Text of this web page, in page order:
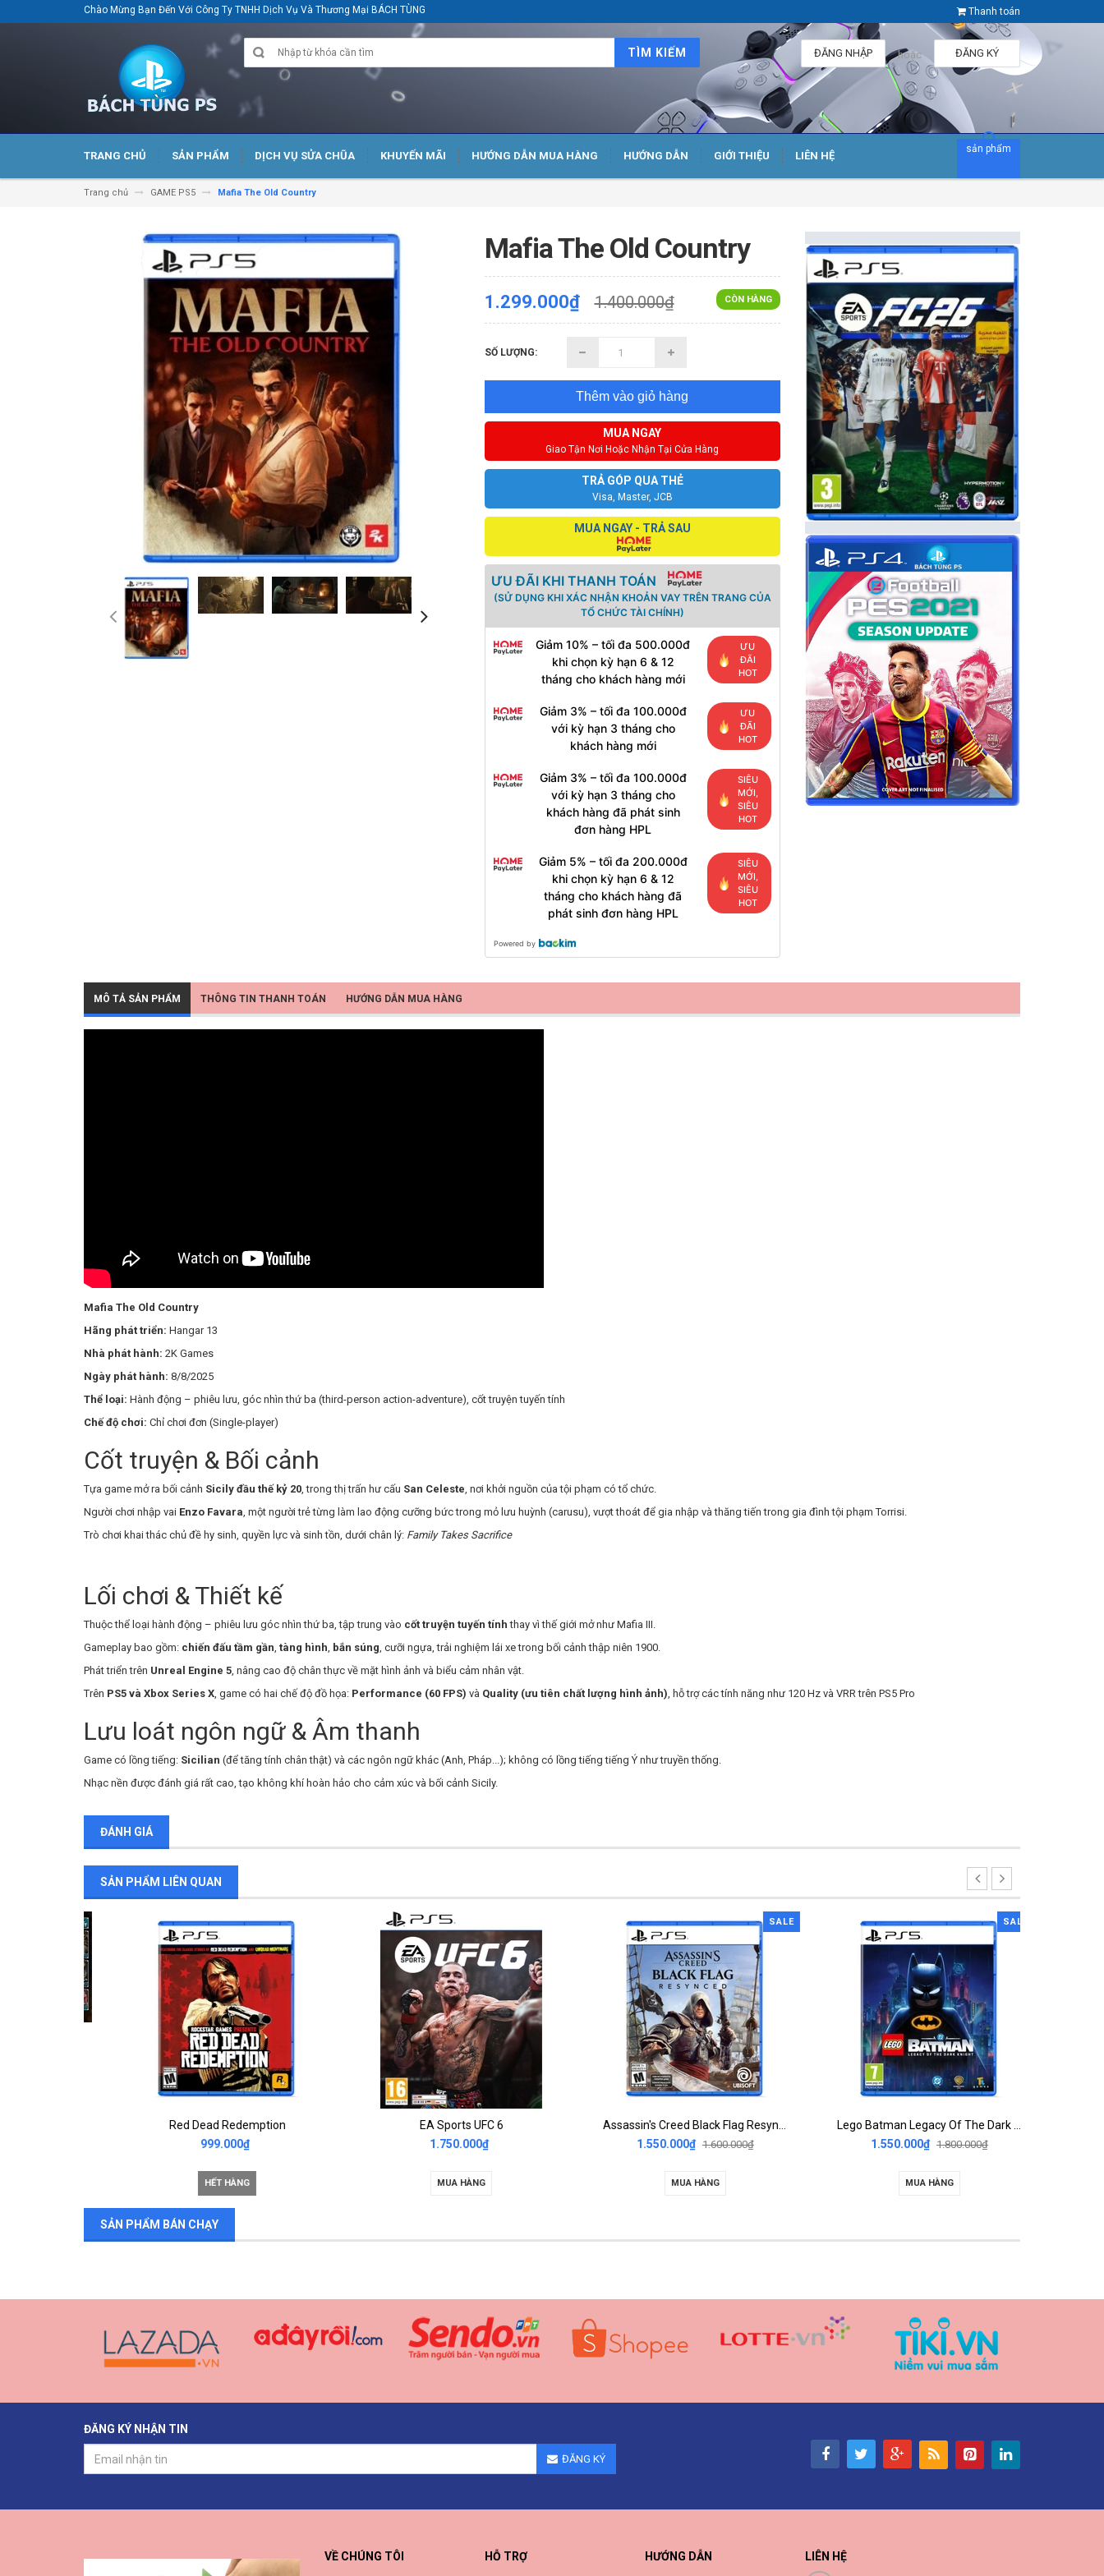
Chào Mừng Bạn Đến Với Công Ty TNHH Dịch Vụ Và Thương Mại BÁCH TÙNG Thanh toán
TÌM KIẾM ĐĂNG KÝ
hoặc
ĐĂNG NHẬP
TRANG CHỦ SẢN PHẨM DỊCH VỤ SỬA CHŨA KHUYẾN MÃI HƯỚNG DẪN MUA HÀNG HƯỚNG DẪN GIỚI THIỆU LIÊN HỆ
sản phẩm
Trang chủ GAME PS5 Mafia The Old Country
Mafia The Old Country
CÒN HÀNG
1.299.000₫ 1.400.000₫
SỐ LƯỢNG:
Thêm vào giỏ hàng
MUA NGAY
Giao Tận Nơi Hoặc Nhận Tại Cửa Hàng
TRẢ GÓP QUA THẺ
Visa, Master, JCB
MUA NGAY - TRẢ SAU
ƯU ĐÃI KHI THANH TOÁN
(SỬ DỤNG KHI XÁC NHẬN KHOẢN VAY TRÊN TRANG CỦA
TỔ CHỨC TÀI CHÍNH)
Giảm 10% – tối đa 500.000đ
khi chọn kỳ hạn 6 & 12
tháng cho khách hàng mới
ƯU
ĐÃI
HOT
Giảm 3% – tối đa 100.000đ
với kỳ hạn 3 tháng cho
khách hàng mới
ƯU
ĐÃI
HOT
Giảm 3% – tối đa 100.000đ
với kỳ hạn 3 tháng cho
khách hàng đã phát sinh
đơn hàng HPL
SIÊU
MỚI,
SIÊU
HOT
Giảm 5% – tối đa 200.000đ
khi chọn kỳ hạn 6 & 12
tháng cho khách hàng đã
phát sinh đơn hàng HPL
SIÊU
MỚI,
SIÊU
HOT
Powered by
MÔ TẢ SẢN PHẨM THÔNG TIN THANH TOÁN HƯỚNG DẪN MUA HÀNG
Mafia The Old Country
Hãng phát triển: Hangar 13
Nhà phát hành: 2K Games
Ngày phát hành: 8/8/2025
Thể loại: Hành động – phiêu lưu, góc nhìn thứ ba (third-person action-adventure), cốt truyện tuyến tính
Chế độ chơi: Chỉ chơi đơn (Single-player)
Cốt truyện & Bối cảnh
Tựa game mở ra bối cảnh Sicily đầu thế kỷ 20, trong thị trấn hư cấu San Celeste, nơi khởi nguồn của tội phạm có tổ chức.
Người chơi nhập vai Enzo Favara, một người trẻ từng làm lao động cưỡng bức trong mỏ lưu huỳnh (carusu), vượt thoát để gia nhập và thăng tiến trong gia đình tội phạm Torrisi.
Trò chơi khai thác chủ đề hy sinh, quyền lực và sinh tồn, dưới chân lý: Family Takes Sacrifice
Lối chơi & Thiết kế
Thuộc thể loại hành động – phiêu lưu góc nhìn thứ ba, tập trung vào cốt truyện tuyến tính thay vì thế giới mở như Mafia III.
Gameplay bao gồm: chiến đấu tầm gần, tàng hình, bắn súng, cưỡi ngựa, trải nghiệm lái xe trong bối cảnh thập niên 1900.
Phát triển trên Unreal Engine 5, nâng cao độ chân thực về mặt hình ảnh và biểu cảm nhân vật.
Trên PS5 và Xbox Series X, game có hai chế độ đồ họa: Performance (60 FPS) và Quality (ưu tiên chất lượng hình ảnh), hỗ trợ các tính năng như 120 Hz và VRR trên PS5 Pro
Lưu loát ngôn ngữ & Âm thanh
Game có lồng tiếng: Sicilian (để tăng tính chân thật) và các ngôn ngữ khác (Anh, Pháp...); không có lồng tiếng tiếng Ý như truyền thống.
Nhạc nền được đánh giá rất cao, tạo không khí hoàn hảo cho cảm xúc và bối cảnh Sicily.
ĐÁNH GIÁ
SẢN PHẨM LIÊN QUAN
Red Dead Redemption
999.000₫
HẾT HÀNG
EA Sports UFC 6
1.750.000₫
MUA HÀNG
SALE
Assassin's Creed Black Flag Resynced
1.550.000₫
1.600.000₫
MUA HÀNG
SALE
Lego Batman Legacy Of The Dark Knight
1.550.000₫
1.800.000₫
MUA HÀNG
SẢN PHẨM BÁN CHẠY
ĐĂNG KÝ NHẬN TIN
ĐĂNG KÝ
VỀ CHÚNG TÔI HỖ TRỢ HƯỚNG DẪN LIÊN HỆ